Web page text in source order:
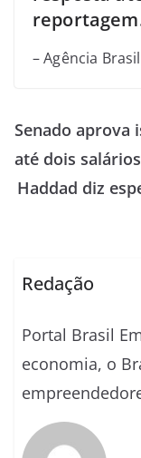
– Agência Brasil
Senado aprova
até dois
Haddad diz
Redação
Portal Brasil
economia, o